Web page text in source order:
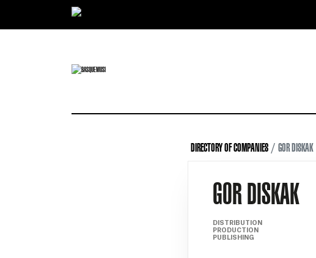
DIRECTORY OF COMPANIES GOR DISKAK
GOR DISKAK
DISTRIBUTION
PRODUCTION
PUBLISHING